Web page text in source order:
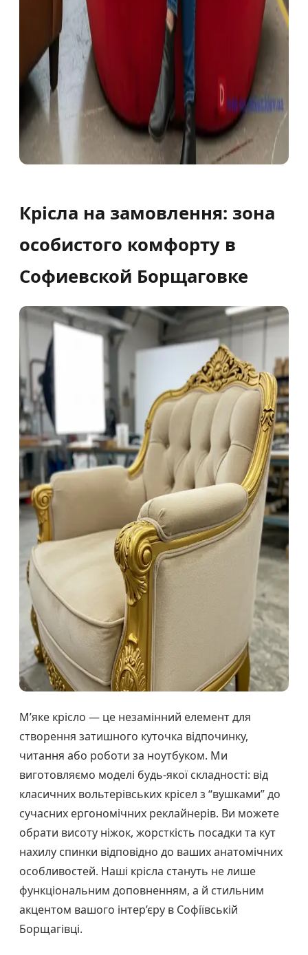
Крісла на замовлення: зона
особистого комфорту в
Софиевской Борщаговке
М’яке крісло — це незамінний елемент для
створення затишного куточка відпочинку,
читання або роботи за ноутбуком. Ми
виготовляємо моделі будь-якої складності: від
класичних вольтерівських крісел з “вушками” до
сучасних ергономічних реклайнерів. Ви можете
обрати висоту ніжок, жорсткість посадки та кут
нахилу спинки відповідно до ваших анатомічних
особливостей. Наші крісла стануть не лише
функціональним доповненням, а й стильним
акцентом вашого інтер’єру в Софіївській
Борщагівці.